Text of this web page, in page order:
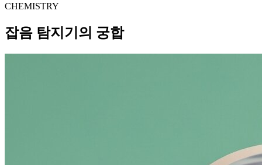
CHEMISTRY
잡음 탐지기의 궁합